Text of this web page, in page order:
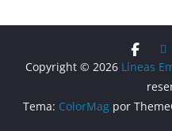
Copyright © 2026 Líneas
Tema: ColorMagpor